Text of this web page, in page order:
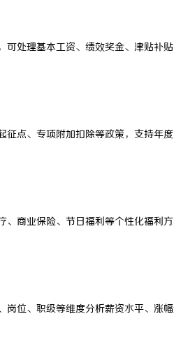
可处理基本工资、绩效奖金、津贴补
征点、专项附加扣除等政策，支持年
、商业保险、节日福利等个性化福利
岗位、职级等维度分析薪资水平、涨